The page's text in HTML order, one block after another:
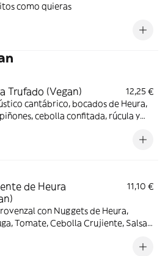
como quieras
Trufado (Vegan)
12,25 €
cantábrico, bocados de Heura,
cebolla confitada, rúcula y
de Heura
11,10 €
con Nuggets de Heura,
Tomate, Cebolla Crujiente, Salsa